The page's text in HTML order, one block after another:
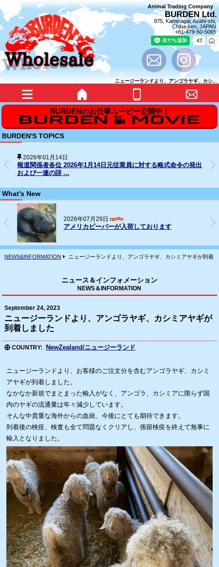
Animal Trading Company
BURDEN Ltd.
875, Kaminagai, Asahi-shi,
Chiba-ken, JAPAN
+81-479-50-5065
ニュージーランドより、アンゴラヤギ、カシ...
BURDEN'S TOPICS
2025年12月31日
SNS上の名誉毀損行為に対する法的措置の経過について
What's New
2026年07月16日
フェレット(ヨーロッパCB)の輸入
NEWS&INFORMATION ニュージーランドより、アンゴラヤギ、カシミアヤギが到着
ニュース＆インフォメーション
NEWS＆INFORMATION
September 24, 2023
ニュージーランドより、アンゴラヤギ、カシミアヤギが
到着しました
COUNTRY NewZealand/ニュージーランド
ニュージーランドより、お客様のご注文分を含むアンゴラヤギ、カシミ
アヤギが到着しました。
なかなか新規でまとまった輸入がなく、アンゴラ、カシミアに限らず国
内のヤギの流通量は年々減少しています。
そんな中貴重な海外からの血統、今後にとても期待できます。
到着後の検疫、検査も全て問題なくクリアし、係留検疫を終えて無事に
輸入となりました。